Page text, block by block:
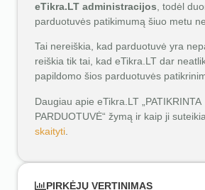
eTikra.LT administracijos , todėl
parduotuvės patikimumą šiuo metu
Tai nereiškia, kad parduotuvė yra
reiškia tik tai, kad eTikra.LT dar
papildomo šios parduotuvės
Daugiau apie eTikra.LT „PATIKRINTA
PARDUOTUVĖ“ žymą ir kaip ji
skaityti
PIRKĖJŲ VERTINIMAS